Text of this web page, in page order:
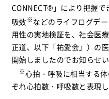
CONNECT®」により把握
吸数※などのライフログデ
用性の実地検証を、社会医
正道、以下「祐愛会」）の
開始しましたのでお知らせい
※心拍・呼吸に相当する
ぞれ心拍数・呼吸数と表現し